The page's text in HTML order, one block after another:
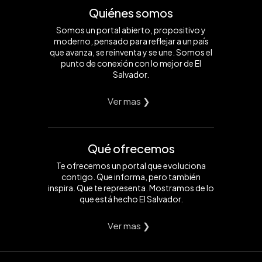
Quiénes somos
Somos un portal abierto, propositivo y
moderno, pensado para reflejar a un país
que avanza, se reinventa y se une. Somos el
punto de conexión con lo mejor de El
Salvador.
Ver mas ❯
Qué ofrecemos
Te ofrecemos un portal que evoluciona
contigo. Que informa, pero también
inspira. Que te representa. Mostramos de lo
que está hecho El Salvador.
Ver mas ❯